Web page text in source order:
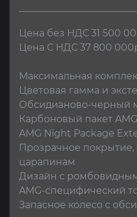
Цена без НДС 31 500
Цена С НДС 37 800
Максимальная
Цветовая гамма и
Обсидианово-черный
Карбоновый пакет AMG
AMG Night Package
Прозрачное покрытие,
царапинам
Дизайн с
AMG-специфический
Запасное колесо с